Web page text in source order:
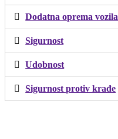
Dodatna oprema vozila
Sigurnost
Udobnost
Sigurnost protiv krađe